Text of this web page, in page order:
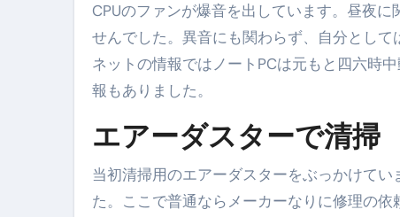
個人事業主は銀行から融資を
【誰でも出来る】3万円が10％
【超高騰】爆上がりしたビッ
【必見】もう営業電話は怖くな
CPUのファンが爆音を出しています。昼夜
せんでした。異音にも関わらず、自分として
ネットの情報ではノートPCは元もと四六時
報もありました。
エアーダスターで清掃
当初清掃用のエアーダスターをぶっかけて
た。ここで普通ならメーカーなりに修理の